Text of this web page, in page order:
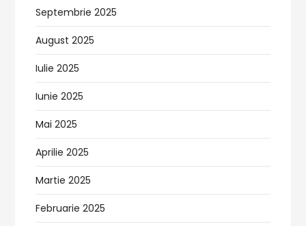
Septembrie 2025
August 2025
Iulie 2025
Iunie 2025
Mai 2025
Aprilie 2025
Martie 2025
Februarie 2025